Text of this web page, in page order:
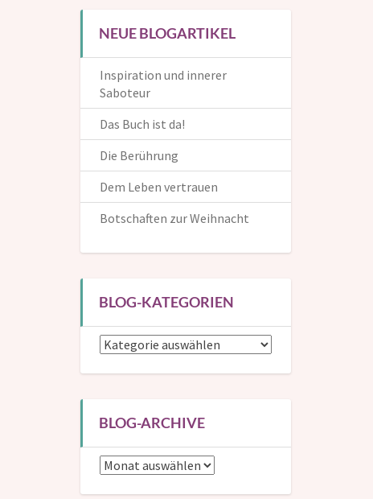
kreative Weise zu begegnen. Hier kannst du dich in die
Mailingliste eintragen und bekommst dann eine
Benachrichtigung, wenn ein neuer Beitrag erscheint.
NEUE BLOGARTIKEL
Inspiration und innerer
Saboteur
Das Buch ist da!
Die Berührung
Dem Leben vertrauen
Botschaften zur Weihnacht
BLOG-KATEGORIEN
Blog-
BLOG-ARCHIVE
Blog-